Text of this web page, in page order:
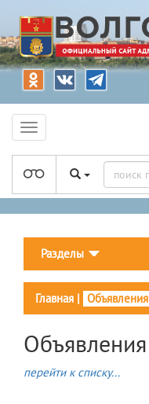
Разделы
Главная | Объявления
Объявления
перейти к списку...